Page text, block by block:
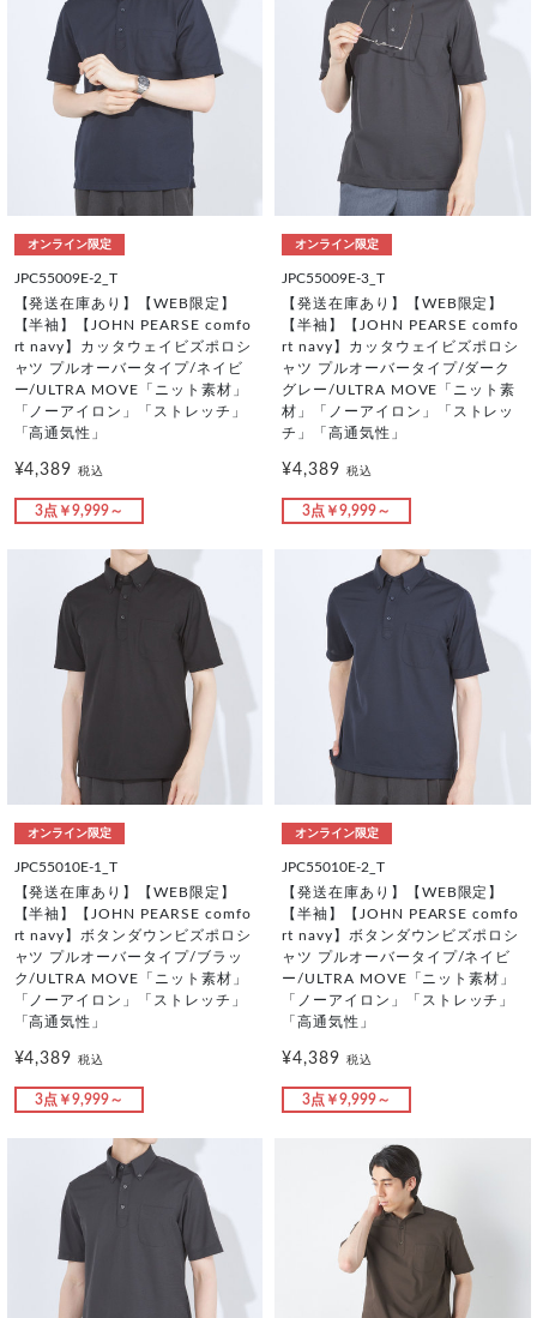
オンライン限定
JPC55009E-2_T
【発送在庫あり】【WEB限定】
【半袖】【JOHN PEARSE comfo
rt navy】カッタウェイビズポロシ
ャツ プルオーバータイプ/ネイビ
ー/ULTRA MOVE「ニット素材」
「ノーアイロン」「ストレッチ」
「高通気性」
¥4,389税込
3点￥9,999～
オンライン限定
JPC55009E-3_T
【発送在庫あり】【WEB限定】
【半袖】【JOHN PEARSE comfo
rt navy】カッタウェイビズポロシ
ャツ プルオーバータイプ/ダーク
グレー/ULTRA MOVE「ニット素
材」「ノーアイロン」「ストレッ
チ」「高通気性」
¥4,389 税込
3点￥9,999～
オンライン限定
JPC55010E-1_T
【発送在庫あり】【WEB限定】
【半袖】【JOHN PEARSE comfo
rt navy】ボタンダウンビズポロシ
ャツ プルオーバータイプ/ブラッ
ク/ULTRA MOVE「ニット素材」
「ノーアイロン」「ストレッチ」
「高通気性」
¥4,389税込
3点￥9,999～
オンライン限定
JPC55010E-2_T
【発送在庫あり】【WEB限定】
【半袖】【JOHN PEARSE comfo
rt navy】ボタンダウンビズポロシ
ャツ プルオーバータイプ/ネイビ
ー/ULTRA MOVE「ニット素材」
「ノーアイロン」「ストレッチ」
「高通気性」
¥4,389 税込
3点￥9,999～